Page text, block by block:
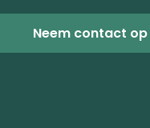
Neem contact op